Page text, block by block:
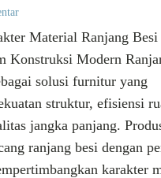
Material Ranjang Besi
Konstruksi Modern
solusi furnitur yang
struktur, efisiensi
jangka panjang.
ranjang besi dengan
karakter